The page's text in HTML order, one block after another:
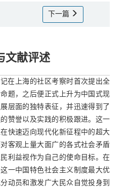
下一篇
文献评述
在上海的社区考察时首次提出全
题，之后便正式上升为中国式现
层面的独特表征，并迅速得到了
赞誉以及实践的积极跟进。这一
快速迈向现代化新征程中的超大
客观上量大面广的各式社会矛盾
利益视作为自己的使命目标。在
一中国特色社会主义制度最大优
动员和激发广大民众自觉投身到